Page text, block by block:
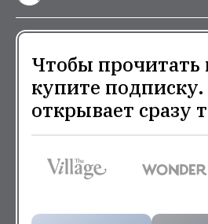
Чтобы прочитать
купите
открывает сразу